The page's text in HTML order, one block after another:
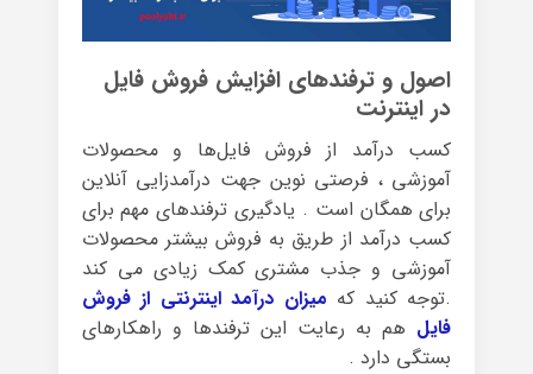
اصول و ترفندهای افزایش فروش فایل
در اینترنت
کسب درآمد از فروش فایل‌ها و محصولات
آموزشی ، فرصتی نوین جهت درآمدزایی آنلاین
برای همگان است . یادگیری ترفندهای مهم برای
کسب درآمد از طریق به فروش بیشتر محصولات
آموزشی و جذب مشتری کمک زیادی می کند
.توجه کنید که میزان درآمد اینترنتی از فروش
فایل هم به رعایت این ترفندها و راهکارهای
بستگی دارد .